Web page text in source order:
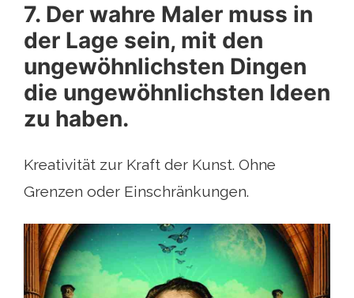
7. Der wahre Maler muss in
der Lage sein, mit den
ungewöhnlichsten Dingen
die ungewöhnlichsten Ideen
zu haben.
Kreativität zur Kraft der Kunst. Ohne
Grenzen oder Einschränkungen.